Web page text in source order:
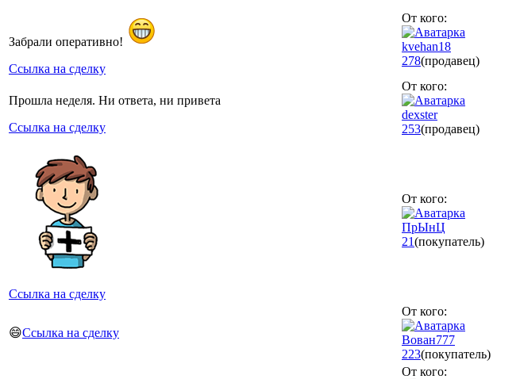
Забрали оперативно!
Ссылка на сделку
От кого:
kvehan18
278(продавец)
Прошла неделя. Ни ответа, ни привета
Ссылка на сделку
От кого:
dexster
253(продавец)
Ссылка на сделку
От кого:
ПрЫнЦ
21(покупатель)
😄Ссылка на сделку
От кого:
Вован777
223(покупатель)
От кого: